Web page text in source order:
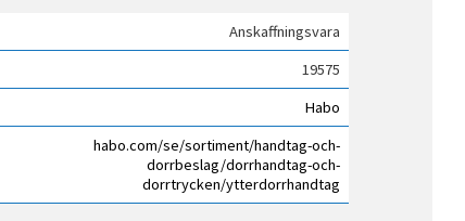
Anskaffningsvara
19575
Habo
habo.com/se/sortiment/handtag-och-
dorrbeslag/dorrhandtag-och-
dorrtrycken/ytterdorrhandtag